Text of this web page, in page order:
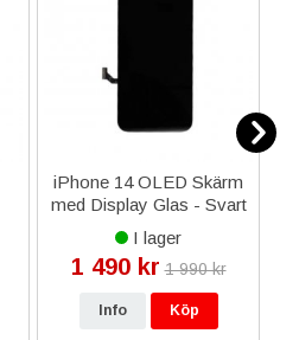
iPhone 14 OLED Skärm
med Display Glas - Svart
I lager
1 490 kr 1 990 kr
Info Köp